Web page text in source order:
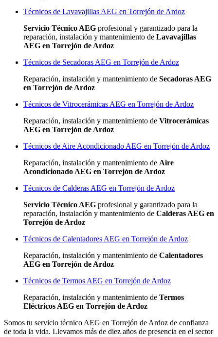
Técnicos de Lavavajillas AEG en Torrejón de Ardoz
Servicio Técnico AEG profesional y garantizado para la
reparación, instalación y mantenimiento de Lavavajillas
AEG en Torrejón de Ardoz
Técnicos de Secadoras AEG en Torrejón de Ardoz
Reparación, instalación y mantenimiento de Secadoras AEG
en Torrejón de Ardoz
Técnicos de Vitrocerámicas AEG en Torrejón de Ardoz
Reparación, instalación y mantenimiento de Vitrocerámicas
AEG en Torrejón de Ardoz
Técnicos de Aire Acondicionado AEG en Torrejón de Ardoz
Reparación, instalación y mantenimiento de Aire
Acondicionado AEG en Torrejón de Ardoz
Técnicos de Calderas AEG en Torrejón de Ardoz
Servicio Técnico AEG profesional y garantizado para la
reparación, instalación y mantenimiento de Calderas AEG en
Torrejón de Ardoz
Técnicos de Calentadores AEG en Torrejón de Ardoz
Reparación, instalación y mantenimiento de Calentadores
AEG en Torrejón de Ardoz
Técnicos de Termos AEG en Torrejón de Ardoz
Reparación, instalación y mantenimiento de Termos
Eléctricos AEG en Torrejón de Ardoz
Somos tu servicio técnico AEG en Torrejón de Ardoz de confianza
de toda la vida. Llevamos más de diez años de presencia en el sector